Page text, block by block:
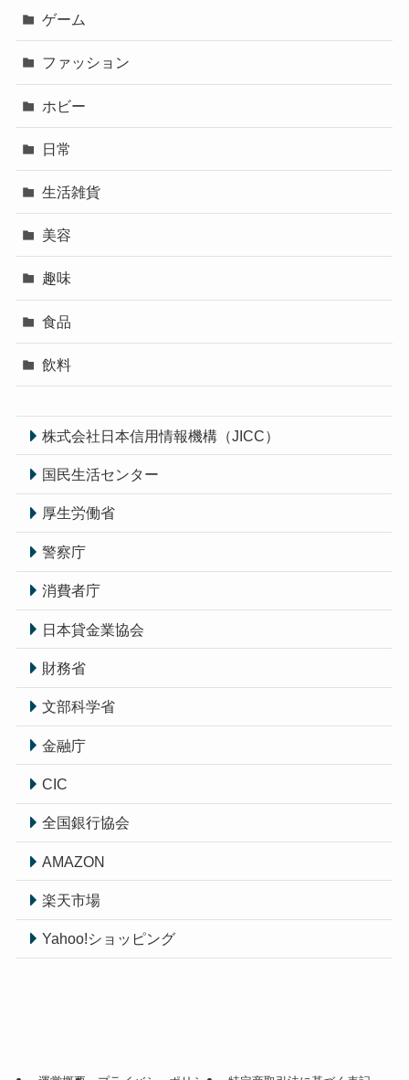
ゲーム
ファッション
ホビー
日常
生活雑貨
美容
趣味
食品
飲料
株式会社日本信用情報機構（JICC）
国民生活センター
厚生労働省
警察庁
消費者庁
日本貸金業協会
財務省
文部科学省
金融庁
CIC
全国銀行協会
AMAZON
楽天市場
Yahoo!ショッピング